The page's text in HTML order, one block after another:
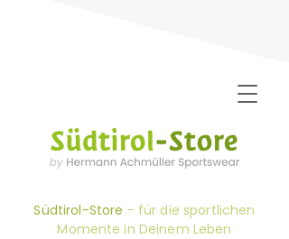
Südtirol-Store - für die sportlichen
Momente in Deinem Leben